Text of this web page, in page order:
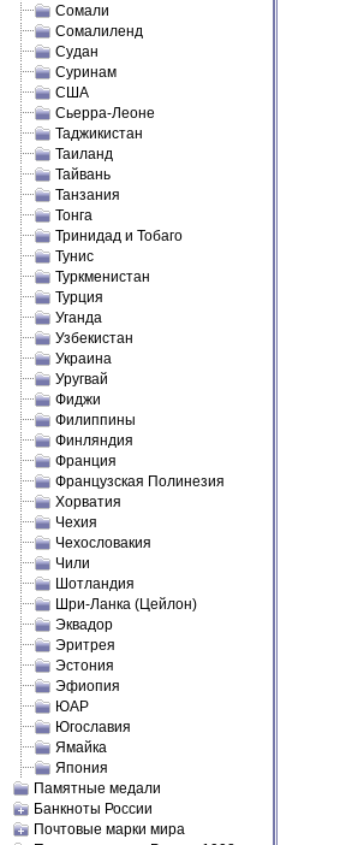
Сомали
Сомалиленд
Судан
Суринам
США
Сьерра-Леоне
Таджикистан
Таиланд
Тайвань
Танзания
Тонга
Тринидад и Тобаго
Тунис
Туркменистан
Турция
Уганда
Узбекистан
Украина
Уругвай
Фиджи
Филиппины
Финляндия
Франция
Французская Полинезия
Хорватия
Чехия
Чехословакия
Чили
Шотландия
Шри-Ланка (Цейлон)
Эквадор
Эритрея
Эстония
Эфиопия
ЮАР
Югославия
Ямайка
Япония
Памятные медали
Банкноты России
Почтовые марки мира